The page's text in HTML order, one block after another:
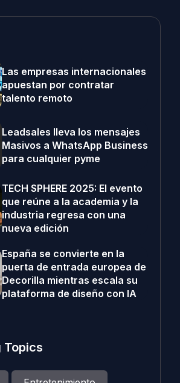
Las empresas internacionales
apuestan por contratar
talento remoto
Leadsales lleva los mensajes
Masivos a WhatsApp Business
para cualquier pyme
TECH SPHERE 2025: El evento
que reúne a la academia y la
industria regresa con una
nueva edición
España se convierte en la
puerta de entrada europea de
Decorilla mientras escala su
plataforma de diseño con IA
Topics